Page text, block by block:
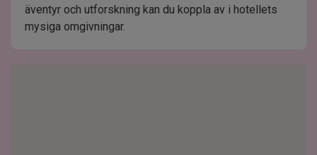
äventyr och utforskning kan du koppla av i hotellets
mysiga omgivningar.